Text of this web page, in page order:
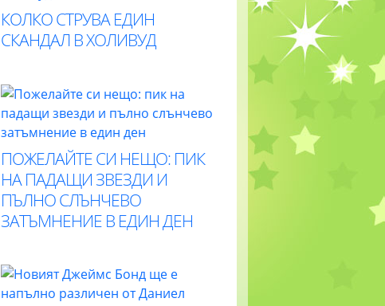
КОЛКО СТРУВА ЕДИН
СКАНДАЛ В ХОЛИВУД
ПОЖЕЛАЙТЕ СИ НЕЩО: ПИК
НА ПАДАЩИ ЗВЕЗДИ И
ПЪЛНО СЛЪНЧЕВО
ЗАТЪМНЕНИЕ В ЕДИН ДЕН